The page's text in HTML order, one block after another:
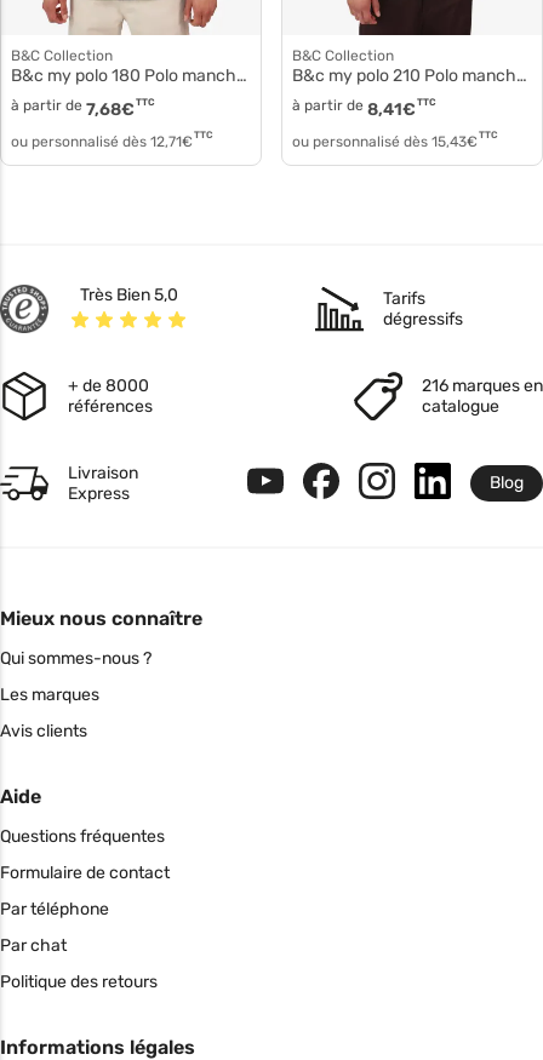
B&C Collection
B&c my polo 180 Polo manches courtes pu424
à partir de 7,68€ TTC
ou personnalisé dès 12,71€ TTC
B&C Collection
B&c my polo 210 Polo manches courtes coton pu426
à partir de 8,41€ TTC
ou personnalisé dès 15,43€ TTC
Très Bien 5,0
Tarifs
dégressifs
+ de 8000
références
216 marques en
catalogue
Livraison
Express
Blog
Mieux nous connaître
Qui sommes-nous ?
Les marques
Avis clients
Aide
Questions fréquentes
Formulaire de contact
Par téléphone
Par chat
Politique des retours
Informations légales